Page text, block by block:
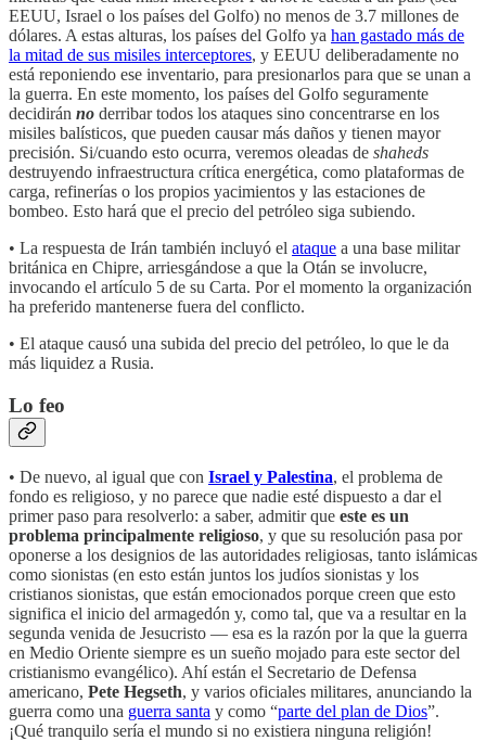
EEUU, Israel o los países del Golfo) no menos de 3.7 millones de
dólares. A estas alturas, los países del Golfo ya han gastado más de
la mitad de sus misiles interceptores, y EEUU deliberadamente no
está reponiendo ese inventario, para presionarlos para que se unan a
la guerra. En este momento, los países del Golfo seguramente
decidirán no derribar todos los ataques sino concentrarse en los
misiles balísticos, que pueden causar más daños y tienen mayor
precisión. Si/cuando esto ocurra, veremos oleadas de shaheds
destruyendo infraestructura crítica energética, como plataformas de
carga, refinerías o los propios yacimientos y las estaciones de
bombeo. Esto hará que el precio del petróleo siga subiendo.
• La respuesta de Irán también incluyó el ataque a una base militar
británica en Chipre, arriesgándose a que la Otán se involucre,
invocando el artículo 5 de su Carta. Por el momento la organización
ha preferido mantenerse fuera del conflicto.
• El ataque causó una subida del precio del petróleo, lo que le da
más liquidez a Rusia.
Lo feo
• De nuevo, al igual que con Israel y Palestina, el problema de
fondo es religioso, y no parece que nadie esté dispuesto a dar el
primer paso para resolverlo: a saber, admitir que este es un
problema principalmente religioso, y que su resolución pasa por
oponerse a los designios de las autoridades religiosas, tanto islámicas
como sionistas (en esto están juntos los judíos sionistas y los
cristianos sionistas, que están emocionados porque creen que esto
significa el inicio del armagedón y, como tal, que va a resultar en la
segunda venida de Jesucristo — esa es la razón por la que la guerra
en Medio Oriente siempre es un sueño mojado para este sector del
cristianismo evangélico). Ahí están el Secretario de Defensa
americano, Pete Hegseth, y varios oficiales militares, anunciando la
guerra como una guerra santa y como “parte del plan de Dios”.
¡Qué tranquilo sería el mundo si no existiera ninguna religión!